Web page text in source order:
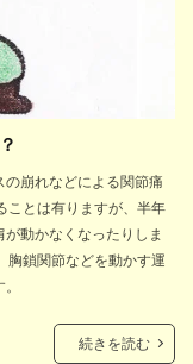
崩れなどによる関節痛
ことは有りますが、半年
動かなくなったりしま
胸鎖関節などを動かす運
続きを読む